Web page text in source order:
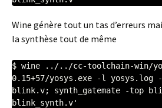
Wine génère tout un tas d’erreurs
la synthèse tout de même
$ wine ../../cc-toolchain-win/
0.15+57/yosys.exe -l yosys.log
blink.v; synth_gatemate -top
blink_synth.v'